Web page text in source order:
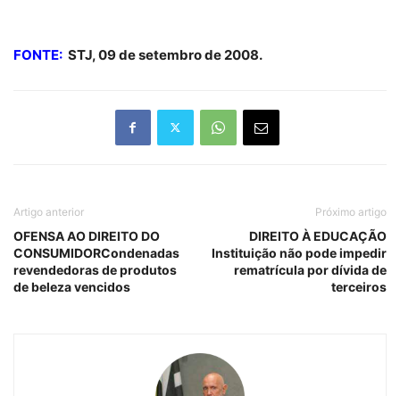
FONTE: STJ, 09 de setembro de 2008.
Artigo anterior
OFENSA AO DIREITO DO
CONSUMIDORCondenadas
revendedoras de produtos
de beleza vencidos
Próximo artigo
DIREITO À EDUCAÇÃO
Instituição não pode impedir
rematrícula por dívida de
terceiros